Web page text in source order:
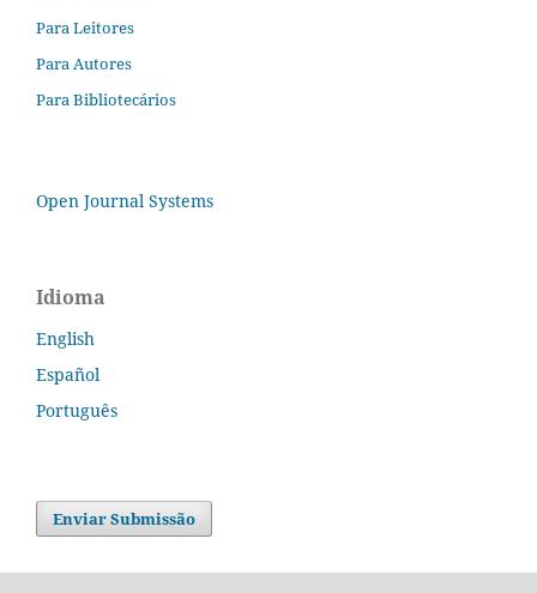
Para Leitores
Para Autores
Para Bibliotecários
Open Journal Systems
Idioma
English
Español
Português
Enviar Submissão